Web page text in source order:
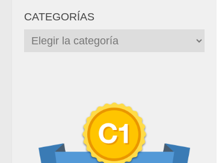
CATEGORÍAS
Categorías